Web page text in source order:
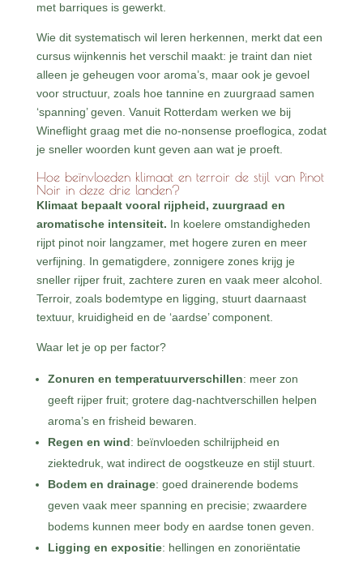
met barriques is gewerkt.
Wie dit systematisch wil leren herkennen, merkt dat een
cursus wijnkennis het verschil maakt: je traint dan niet
alleen je geheugen voor aroma’s, maar ook je gevoel
voor structuur, zoals hoe tannine en zuurgraad samen
‘spanning’ geven. Vanuit Rotterdam werken we bij
Wineflight graag met die no-nonsense proeflogica, zodat
je sneller woorden kunt geven aan wat je proeft.
Hoe beïnvloeden klimaat en terroir de stijl van Pinot
Noir in deze drie landen?
Klimaat bepaalt vooral rijpheid, zuurgraad en
aromatische intensiteit. In koelere omstandigheden
rijpt pinot noir langzamer, met hogere zuren en meer
verfijning. In gematigdere, zonnigere zones krijg je
sneller rijper fruit, zachtere zuren en vaak meer alcohol.
Terroir, zoals bodemtype en ligging, stuurt daarnaast
textuur, kruidigheid en de ‘aardse’ component.
Waar let je op per factor?
Zonuren en temperatuurverschillen: meer zon
geeft rijper fruit; grotere dag-nachtverschillen helpen
aroma’s en frisheid bewaren.
Regen en wind: beïnvloeden schilrijpheid en
ziektedruk, wat indirect de oogstkeuze en stijl stuurt.
Bodem en drainage: goed drainerende bodems
geven vaak meer spanning en precisie; zwaardere
bodems kunnen meer body en aardse tonen geven.
Ligging en expositie: hellingen en zonoriëntatie